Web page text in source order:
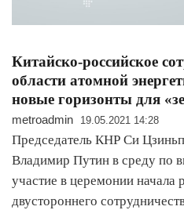
Китайско-российское
области атомной
новые горизонты для
metroadmin 19.05.2021 14:28
Председатель КНР Си
Владимир Путин в среду по
участие в церемонии начала
двустороннего